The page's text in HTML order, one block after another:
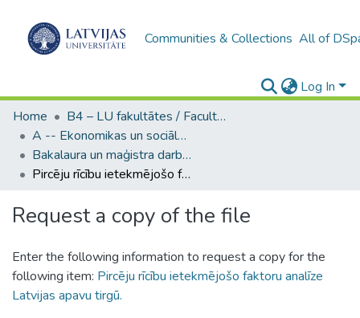
Communities & Collections All of
Log In
Home
B4 – LU fakultātes / Faculties of the UL
A -- Ekonomikas un sociālo zinātņu fakultāte / Faculty of Economics and Social Sciences
Bakalaura un maģistra darbi (ESZF) / Bachelor's and Master's theses
Pircēju rīcību ietekmējošo faktoru analīze Latvijas apavu tirgū.
Request a copy of the file
Enter the following information to request a copy for the
following item: Pircēju rīcību ietekmējošo faktoru analīze
Latvijas apavu tirgū.